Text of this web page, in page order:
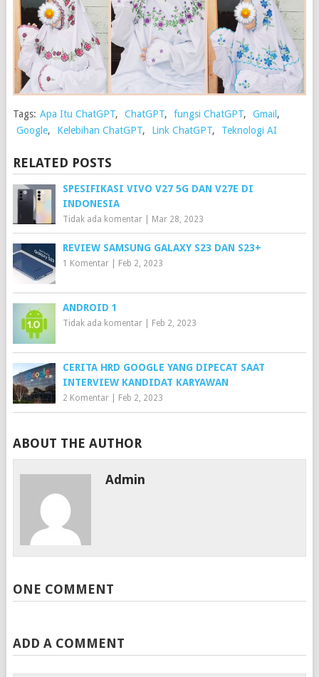
Tags: Apa Itu ChatGPT, ChatGPT, fungsi ChatGPT, Gmail ,
Google, Kelebihan ChatGPT, Link ChatGPT, Teknologi AI
RELATED POSTS
SPESIFIKASI VIVO V27 5G DAN V27E DI
INDONESIA
Tidak ada komentar| Mar 28, 2023
REVIEW SAMSUNG GALAXY S23 DAN S23+
1 Komentar| Feb 2, 2023
ANDROID 1
Tidak ada komentar| Feb 2, 2023
CERITA HRD GOOGLE YANG DIPECAT SAAT
INTERVIEW KANDIDAT KARYAWAN
2 Komentar| Feb 2, 2023
ABOUT THE AUTHOR
Admin
ONE COMMENT
ADD A COMMENT